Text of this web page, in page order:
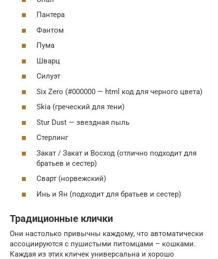
Пантера
Фантом
Пума
Шварц
Силуэт
Six Zero (#000000 — html код для черного цвета)
Skia (греческий для тени)
Stur Dust — звездная пыль
Стерлинг
Закат / Закат и Восход (отлично подходит для
братьев и сестер)
Сварт (норвежский)
Инь и Ян (подходит для братьев и сестер)
Традиционные клички
Они настолько привычны каждому, что автоматически
ассоциируются с пушистыми питомцами – кошками.
Каждая из этих кличек универсальна и хорошо